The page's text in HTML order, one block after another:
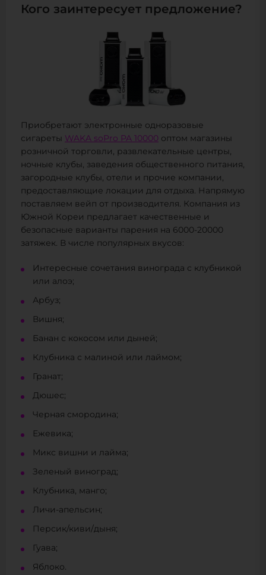
Кого заинтересует предложение?
Приобретают электронные одноразовые
сигареты WAKA soPro PA 10000 оптом магазины
розничной торговли, развлекательные центры,
ночные клубы, заведения общественного питания,
загородные клубы, отели и прочие компании,
предоставляющие локации для отдыха. Напрямую
поставляем вейп от производителя. Компания из
Южной Кореи предлагает качественные и
безопасные варианты парения на 6000-20000
затяжек. В числе популярных вкусов:
Интересные сочетания винограда с клубникой
или алоэ;
Арбуз;
Вишня;
Банан с кокосом или дыней;
Клубника с малиной или лаймом;
Гранат;
Дюшес;
Черная смородина;
Ежевика;
Микс вишни и лайма;
Зеленый виноград;
Клубника, манго;
Личи-апельсин;
Персик/киви/дыня;
Гуава;
Яблоко.